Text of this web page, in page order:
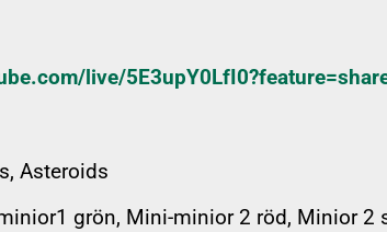
live/
Asteroids
grön, Mini-minior 2 röd, Minior 2